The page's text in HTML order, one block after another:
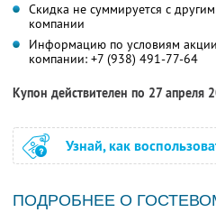
Скидка не суммируется с
компании
Информацию по условиям
компании: +7 (938) 491-77-64
Купон действителен по 27 апреля
Узнай, как
ПОДРОБНЕЕ О